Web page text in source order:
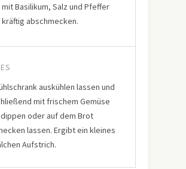
mit Basilikum, Salz und Pfeffer
kräftig abschmecken.
auskühlen lassen und
mit frischem Gemüse
oder auf dem Brot
lassen. Ergibt ein kleines
Aufstrich.